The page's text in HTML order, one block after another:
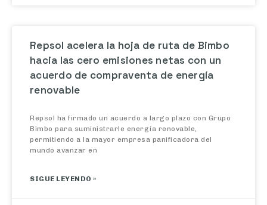
Repsol acelera la hoja de ruta de Bimbo
hacia las cero emisiones netas con un
acuerdo de compraventa de energía
renovable
Repsol ha firmado un acuerdo a largo plazo con Grupo
Bimbo para suministrarle energía renovable,
permitiendo a la mayor empresa panificadora del
mundo avanzar en
SIGUE LEYENDO »